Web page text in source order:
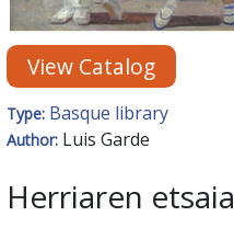
View Catalog
Type: Basque library
Author: Luis Garde
Herriaren etsaia